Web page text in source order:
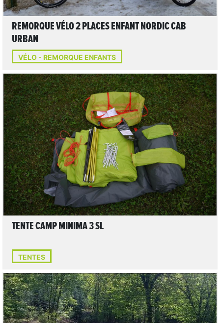
REMORQUE VÉLO 2 PLACES ENFANT NORDIC CAB
URBAN
VÉLO - REMORQUE ENFANTS
LIRE L'ARTICLE
TENTE CAMP MINIMA 3 SL
TENTES
7